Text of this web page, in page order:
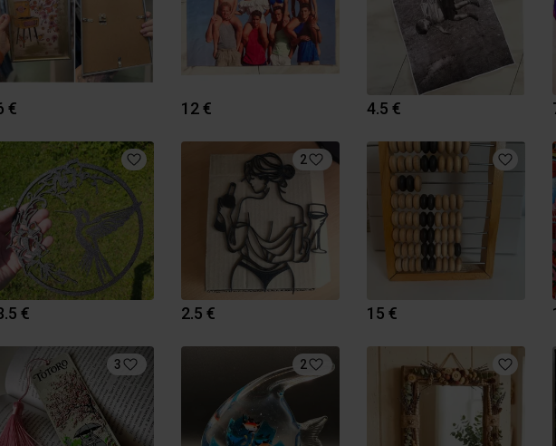
€ 12 € 4.5 €
€
2
2.5 € 15 €
3 2